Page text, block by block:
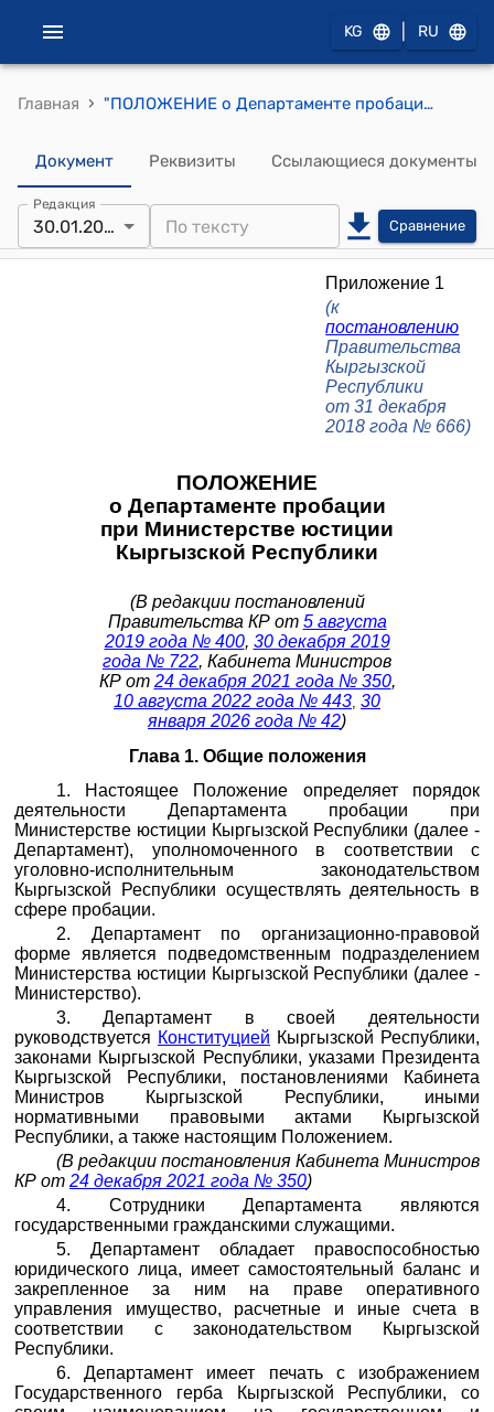
KG RU
Главная › "ПОЛОЖЕНИЕ о Департаменте пробации при Министерстве юстиции Кыргызской Республики"( к постановлению Правительства Кыргызской Республики от 31 декабря 2018 года № 666)
Документ Реквизиты Ссылающиеся документы
Редакция
30.01.2026 Сравнение